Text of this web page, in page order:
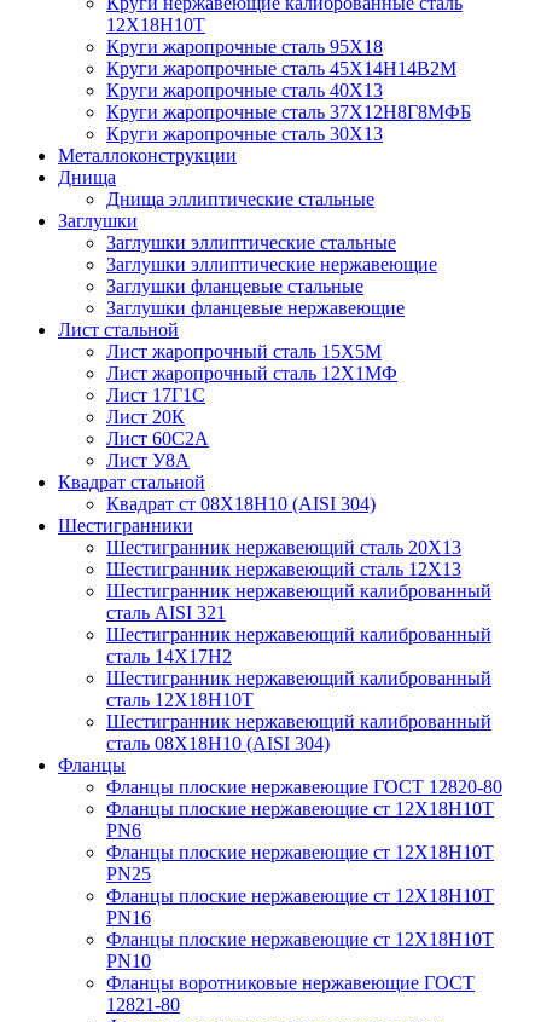
12Х18Н10Т
Круги жаропрочные сталь 95Х18
Круги жаропрочные сталь 45Х14Н14В2М
Круги жаропрочные сталь 40Х13
Круги жаропрочные сталь 37Х12Н8Г8МФБ
Круги жаропрочные сталь 30Х13
Металлоконструкции
Днища
Днища эллиптические стальные
Заглушки
Заглушки эллиптические стальные
Заглушки эллиптические нержавеющие
Заглушки фланцевые стальные
Заглушки фланцевые нержавеющие
Лист стальной
Лист жаропрочный сталь 15Х5М
Лист жаропрочный сталь 12Х1МФ
Лист 17Г1С
Лист 20К
Лист 60С2А
Лист У8А
Квадрат стальной
Квадрат ст 08Х18Н10 (AISI 304)
Шестигранники
Шестигранник нержавеющий сталь 20Х13
Шестигранник нержавеющий сталь 12Х13
Шестигранник нержавеющий калиброванный
сталь AISI 321
Шестигранник нержавеющий калиброванный
сталь 14Х17Н2
Шестигранник нержавеющий калиброванный
сталь 12Х18Н10Т
Шестигранник нержавеющий калиброванный
сталь 08Х18Н10 (AISI 304)
Фланцы
Фланцы плоские нержавеющие ГОСТ 12820-80
Фланцы плоские нержавеющие ст 12Х18Н10Т
PN6
Фланцы плоские нержавеющие ст 12Х18Н10Т
PN25
Фланцы плоские нержавеющие ст 12Х18Н10Т
PN16
Фланцы плоские нержавеющие ст 12Х18Н10Т
PN10
Фланцы воротниковые нержавеющие ГОСТ
12821-80